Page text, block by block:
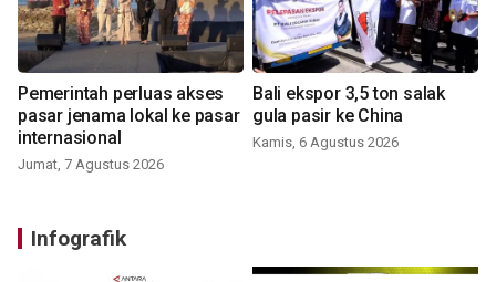
Pemerintah perluas akses
pasar jenama lokal ke pasar
internasional
Jumat, 7 Agustus 2026
Bali ekspor 3,5 ton salak
gula pasir ke China
Kamis, 6 Agustus 2026
Infografik